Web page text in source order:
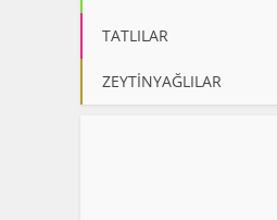
TATLILAR
ZEYTİNYAĞLILAR